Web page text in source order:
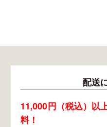
配送
11,000円（税込）以
料！